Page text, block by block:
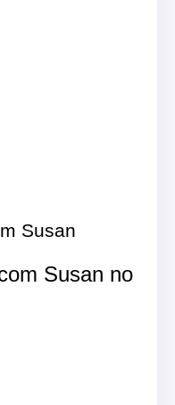
Susan
Susan no